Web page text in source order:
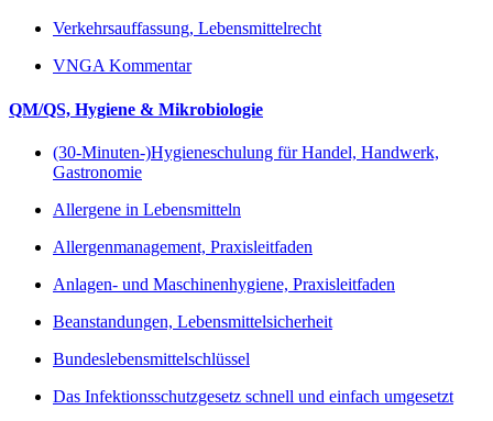
Verkehrsauffassung, Lebensmittelrecht
VNGA Kommentar
QM/QS, Hygiene & Mikrobiologie
(30-Minuten-)Hygieneschulung für Handel, Handwerk,
Gastronomie
Allergene in Lebensmitteln
Allergenmanagement, Praxisleitfaden
Anlagen- und Maschinenhygiene, Praxisleitfaden
Beanstandungen, Lebensmittelsicherheit
Bundeslebensmittelschlüssel
Das Infektionsschutzgesetz schnell und einfach umgesetzt